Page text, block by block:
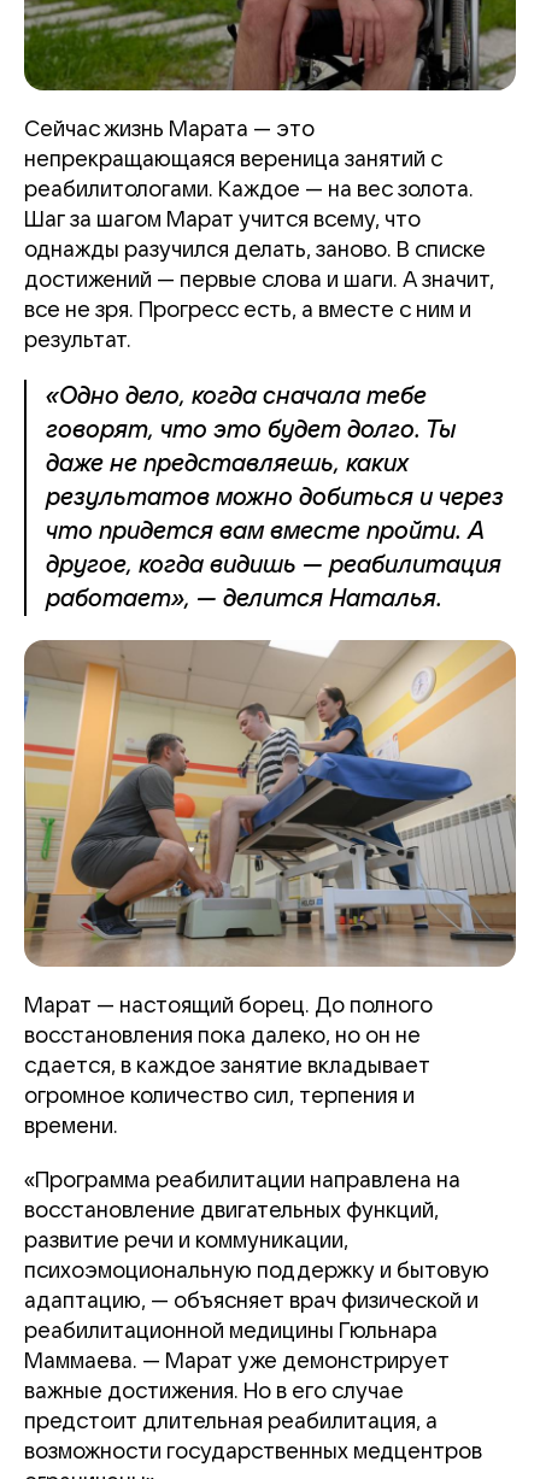
Сейчас жизнь Марата — это
непрекращающаяся вереница занятий с
реабилитологами. Каждое — на вес золота.
Шаг за шагом Марат учится всему, что
однажды разучился делать, заново. В списке
достижений — первые слова и шаги. А значит,
все не зря. Прогресс есть, а вместе с ним и
результат.
«Одно дело, когда сначала тебе
говорят, что это будет долго. Ты
даже не представляешь, каких
результатов можно добиться и через
что придется вам вместе пройти. А
другое, когда видишь — реабилитация
работает», — делится Наталья.
Марат — настоящий борец. До полного
восстановления пока далеко, но он не
сдается, в каждое занятие вкладывает
огромное количество сил, терпения и
времени.
«Программа реабилитации направлена на
восстановление двигательных функций,
развитие речи и коммуникации,
психоэмоциональную поддержку и бытовую
адаптацию, — объясняет врач физической и
реабилитационной медицины Гюльнара
Маммаева. — Марат уже демонстрирует
важные достижения. Но в его случае
предстоит длительная реабилитация, а
возможности государственных медцентров